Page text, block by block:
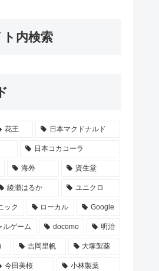
内検索
花王 日本マクドナルド
日本コカコーラ
海外 資生堂
綾瀬はるか ユニクロ
ック ローカル Google
ルゲーム docomo 明治
吉岡里帆 大塚製薬
今田美桜 小林製薬